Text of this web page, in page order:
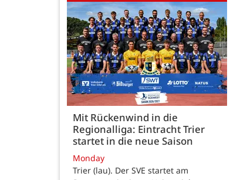
Mit Rückenwind in die
Regionalliga: Eintracht Trier
startet in die neue Saison
Monday
Trier (lau). Der SVE startet am